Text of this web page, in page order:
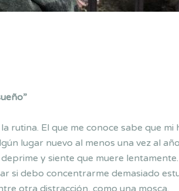
rutina. El que me conoce sabe que
lugar nuevo al menos una vez al
y siente que muere
si debo concentrarme demasiado
otra distracción, como una mosca.